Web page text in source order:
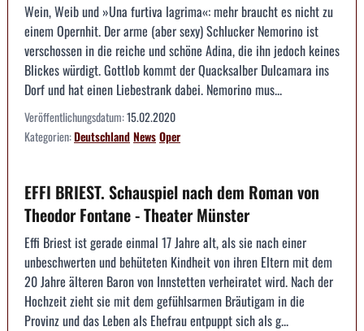
Wein, Weib und »Una furtiva lagrima«: mehr braucht es nicht zu
einem Opernhit. Der arme (aber sexy) Schlucker Nemorino ist
verschossen in die reiche und schöne Adina, die ihn jedoch keines
Blickes würdigt. Gottlob kommt der Quacksalber Dulcamara ins
Dorf und hat einen Liebestrank dabei. Nemorino mus...
Veröffentlichungsdatum:15.02.2020
Kategorien:DeutschlandNewsOper
EFFI BRIEST. Schauspiel nach dem Roman von
Theodor Fontane - Theater Münster
Effi Briest ist gerade einmal 17 Jahre alt, als sie nach einer
unbeschwerten und behüteten Kindheit von ihren Eltern mit dem
20 Jahre älteren Baron von Innstetten verheiratet wird. Nach der
Hochzeit zieht sie mit dem gefühlsarmen Bräutigam in die
Provinz und das Leben als Ehefrau entpuppt sich als g...